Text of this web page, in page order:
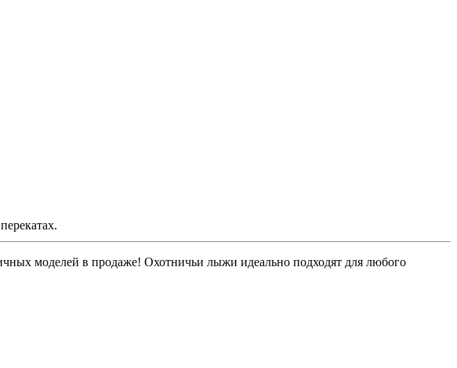
моделей в продаже! Охотничьи лыжи идеально подходят для любого